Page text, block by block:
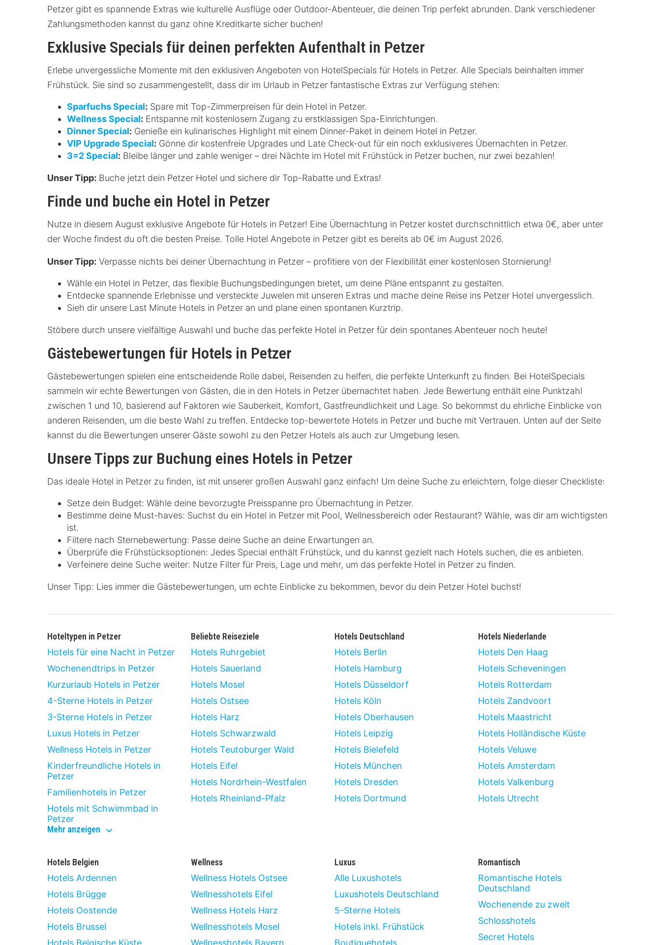
Petzer gibt es spannende Extras wie kulturelle Ausflüge oder Outdoor-Abenteuer, die deinen Trip perfekt abrunden. Dank verschiedener
Zahlungsmethoden kannst du ganz ohne Kreditkarte sicher buchen!
Exklusive Specials für deinen perfekten Aufenthalt in Petzer
Erlebe unvergessliche Momente mit den exklusiven Angeboten von HotelSpecials für Hotels in Petzer. Alle Specials beinhalten immer
Frühstück. Sie sind so zusammengestellt, dass dir im Urlaub in Petzer fantastische Extras zur Verfügung stehen:
Sparfuchs Special: Spare mit Top-Zimmerpreisen für dein Hotel in Petzer.
Wellness Special: Entspanne mit kostenlosem Zugang zu erstklassigen Spa-Einrichtungen.
Dinner Special: Genieße ein kulinarisches Highlight mit einem Dinner-Paket in deinem Hotel in Petzer.
VIP Upgrade Special: Gönne dir kostenfreie Upgrades und Late Check-out für ein noch exklusiveres Übernachten in Petzer.
3=2 Special: Bleibe länger und zahle weniger – drei Nächte im Hotel mit Frühstück in Petzer buchen, nur zwei bezahlen!
Unser Tipp: Buche jetzt dein Petzer Hotel und sichere dir Top-Rabatte und Extras!
Finde und buche ein Hotel in Petzer
Nutze in diesem August exklusive Angebote für Hotels in Petzer! Eine Übernachtung in Petzer kostet durchschnittlich etwa 0€, aber unter
der Woche findest du oft die besten Preise. Tolle Hotel Angebote in Petzer gibt es bereits ab 0€ im August 2026.
Unser Tipp: Verpasse nichts bei deiner Übernachtung in Petzer – profitiere von der Flexibilität einer kostenlosen Stornierung!
Wähle ein Hotel in Petzer, das flexible Buchungsbedingungen bietet, um deine Pläne entspannt zu gestalten.
Entdecke spannende Erlebnisse und versteckte Juwelen mit unseren Extras und mache deine Reise ins Petzer Hotel unvergesslich.
Sieh dir unsere Last Minute Hotels in Petzer an und plane einen spontanen Kurztrip.
Stöbere durch unsere vielfältige Auswahl und buche das perfekte Hotel in Petzer für dein spontanes Abenteuer noch heute!
Gästebewertungen für Hotels in Petzer
Gästebewertungen spielen eine entscheidende Rolle dabei, Reisenden zu helfen, die perfekte Unterkunft zu finden. Bei HotelSpecials
sammeln wir echte Bewertungen von Gästen, die in den Hotels in Petzer übernachtet haben. Jede Bewertung enthält eine Punktzahl
zwischen 1 und 10, basierend auf Faktoren wie Sauberkeit, Komfort, Gastfreundlichkeit und Lage. So bekommst du ehrliche Einblicke von
anderen Reisenden, um die beste Wahl zu treffen. Entdecke top-bewertete Hotels in Petzer und buche mit Vertrauen. Unten auf der Seite
kannst du die Bewertungen unserer Gäste sowohl zu den Petzer Hotels als auch zur Umgebung lesen.
Unsere Tipps zur Buchung eines Hotels in Petzer
Das ideale Hotel in Petzer zu finden, ist mit unserer großen Auswahl ganz einfach! Um deine Suche zu erleichtern, folge dieser Checkliste:
Setze dein Budget: Wähle deine bevorzugte Preisspanne pro Übernachtung in Petzer.
Bestimme deine Must-haves: Suchst du ein Hotel in Petzer mit Pool, Wellnessbereich oder Restaurant? Wähle, was dir am wichtigsten
ist.
Filtere nach Sternebewertung: Passe deine Suche an deine Erwartungen an.
Überprüfe die Frühstücksoptionen: Jedes Special enthält Frühstück, und du kannst gezielt nach Hotels suchen, die es anbieten.
Verfeinere deine Suche weiter: Nutze Filter für Preis, Lage und mehr, um das perfekte Hotel in Petzer zu finden.
Unser Tipp: Lies immer die Gästebewertungen, um echte Einblicke zu bekommen, bevor du dein Petzer Hotel buchst!
Hoteltypen in Petzer
Hotels für eine Nacht in Petzer
Wochenendtrips in Petzer
Kurzurlaub Hotels in Petzer
4-Sterne Hotels in Petzer
3-Sterne Hotels in Petzer
Luxus Hotels in Petzer
Wellness Hotels in Petzer
Kinderfreundliche Hotels in
Petzer
Familienhotels in Petzer
Hotels mit Schwimmbad in
Petzer
Mehr anzeigen hoteltypen
Beliebte Reiseziele
Hotels Ruhrgebiet
Hotels Sauerland
Hotels Mosel
Hotels Ostsee
Hotels Harz
Hotels Schwarzwald
Hotels Teutoburger Wald
Hotels Eifel
Hotels Nordrhein-Westfalen
Hotels Rheinland-Pfalz
Hotels Deutschland
Hotels Berlin
Hotels Hamburg
Hotels Düsseldorf
Hotels Köln
Hotels Oberhausen
Hotels Leipzig
Hotels Bielefeld
Hotels München
Hotels Dresden
Hotels Dortmund
Hotels Niederlande
Hotels Den Haag
Hotels Scheveningen
Hotels Rotterdam
Hotels Zandvoort
Hotels Maastricht
Hotels Holländische Küste
Hotels Veluwe
Hotels Amsterdam
Hotels Valkenburg
Hotels Utrecht
Hotels Belgien
Hotels Ardennen
Hotels Brügge
Hotels Oostende
Hotels Brussel
Hotels Belgische Küste
Wellness
Wellness Hotels Ostsee
Wellnesshotels Eifel
Wellness Hotels Harz
Wellnesshotels Mosel
Wellnesshotels Bayern
Luxus
Alle Luxushotels
Luxushotels Deutschland
5-Sterne Hotels
Hotels inkl. Frühstück
Boutiquehotels
Romantisch
Romantische Hotels
Deutschland
Wochenende zu zweit
Schlosshotels
Secret Hotels